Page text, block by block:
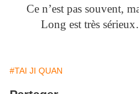
Ce n’est pas souvent,
Long est très
#TAI JI QUAN